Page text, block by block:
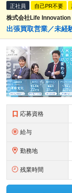
正社員 自己PR不要
株式会社Life Innovation
出張買取営業／未経
応募資格
給与
勤務地
残業時間